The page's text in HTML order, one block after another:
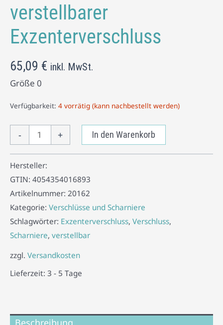
verstellbarer
Exzenterverschluss
65,09 € inkl. MwSt.
Größe 0
Verfügbarkeit: 4 vorrätig (kann nachbestellt werden)
- + In den Warenkorb
Hersteller:
GTIN: 4054354016893
Artikelnummer: 20162
Kategorie: Verschlüsse und Scharniere
Schlagwörter: Exzenterverschluss, Verschluss,
Scharniere, verstellbar
zzgl. Versandkosten
Lieferzeit: 3 - 5 Tage